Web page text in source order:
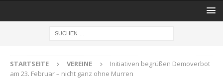
STARTSEITE VEREINE
Initiativen begrüßen Demoverbot
am 23. Februar – nicht ganz ohne Murren